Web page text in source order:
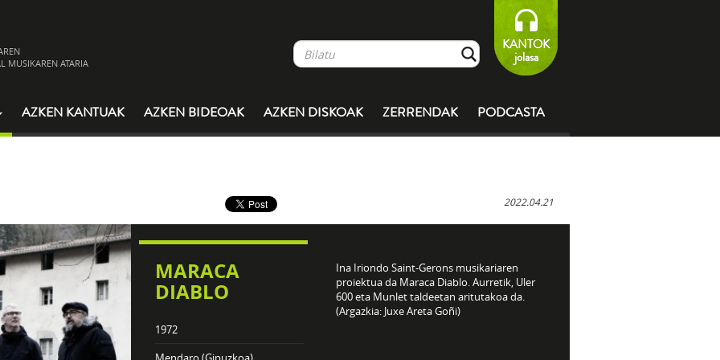
MUSIKAREN ATARIA
KANTOK
jolasa
AZKEN KANTUAK AZKEN BIDEOAK AZKEN DISKOAK ZERRENDAK PODCASTA
2022.04.21
MARACA
DIABLO
1972
Ina Iriondo Saint-Gerons musikariaren
proiektua da Maraca Diablo. Aurretik, Uler
600 eta Munlet taldeetan aritutakoa da.
(Argazkia: Juxe Areta Goñi)